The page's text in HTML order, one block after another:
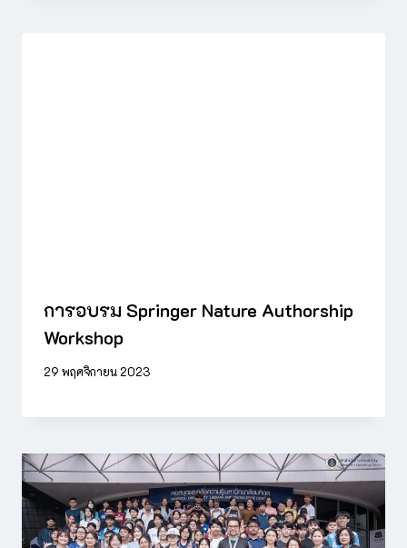
การอบรม Springer Nature Authorship
Workshop
29 พฤศจิกายน 2023